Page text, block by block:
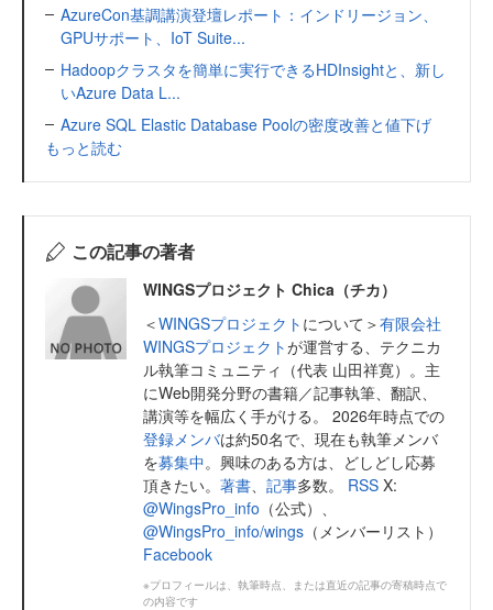
AzureCon基調講演登壇レポート：インドリージョン、
GPUサポート、IoT Suite...
Hadoopクラスタを簡単に実行できるHDInsightと、新し
いAzure Data L...
Azure SQL Elastic Database Poolの密度改善と値下げ
もっと読む
この記事の著者
WINGSプロジェクト Chica（チカ）
＜WINGSプロジェクト について＞有限会社
WINGSプロジェクトが運営する、テクニカ
ル執筆コミュニティ（代表 山田祥寛）。主
にWeb開発分野の書籍／記事執筆、翻訳、
講演等を幅広く手がける。 2026年時点での
登録メンバは約50名で、現在も執筆メンバ
を募集中。興味のある方は、どしどし応募
頂きたい。 著書 記事多数。 RSS X:
@WingsPro_info （公式）、
@WingsPro_info/wings （メンバーリスト）
Facebook
※プロフィールは、執筆時点、または直近の記事の寄稿時点で
の内容です